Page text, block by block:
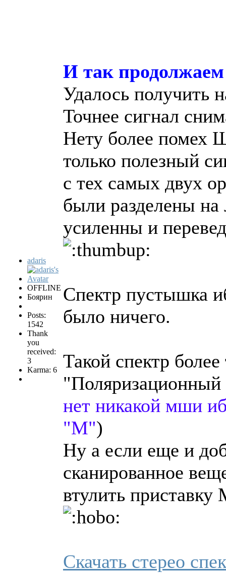
adaris
OFFLINE
Боярин
Posts:
1542
Thank
you
received:
3
Karma: 6
И так продолжаем
Удалось получить
Точнее сигнал
Нету более помех
только полезный
с тех самых двух
были разделены
усиленны и
Спектр пустышка
было ничего.
Такой спектр
нет никакой мши
"М")
Ну а если еще и
сканированное
втулить
Скачать стерео